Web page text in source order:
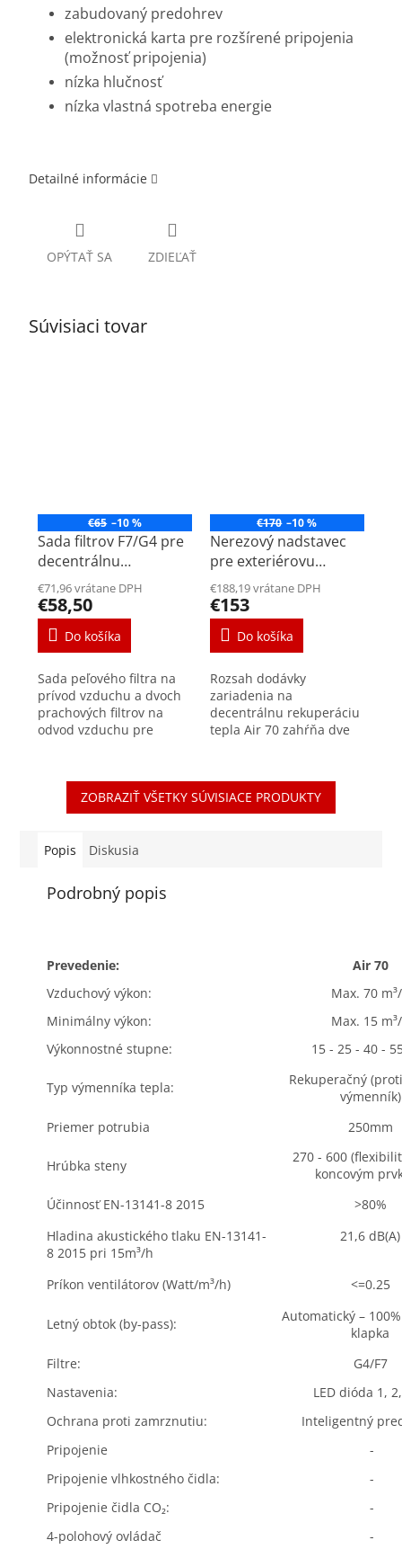
zabudovaný predohrev
elektronická karta pre rozšírené pripojenia
(možnosť pripojenia)
nízka hlučnosť
nízka vlastná spotreba energie
Detailné informácie
OPÝTAŤ SA ZDIEĽAŤ
Súvisiaci tovar
€65 –10 %
Sada filtrov F7/G4 pre
decentrálnu
rekuperačnú jednotku
Air 70
€71,96 vrátane DPH
€58,50
Do košíka
Sada peľového filtra na
prívod vzduchu a dvoch
prachových filtrov na
odvod vzduchu pre
Kvalitná filtrácia
privádzaného vzduchu
€170 –10 %
Nerezový nadstavec
pre exteriérovu
mriežku hr. steny 450-
500mm pre
decentrálnu
rekuperačnú jednotku
€188,19 vrátane DPH
€153
Do košíka
Rozsah dodávky
zariadenia na
decentrálnu rekuperáciu
tepla Air 70 zahŕňa dve
nadstavec. Nadstavec je
navrhnutý tak, aby
umožnil...
ZOBRAZIŤ VŠETKY SÚVISIACE PRODUKTY
Popis Diskusia
Podrobný popis
Prevedenie:
Air 70
Vzduchový výkon:
Max. 70
Minimálny výkon:
Max. 15
Výkonnostné stupne:
15 - 25 - 40 -
Typ výmenníka tepla:
Rekuperačný
výmenník)
Priemer potrubia
250mm
Hrúbka steny
270 - 600
koncovým
Účinnosť EN-13141-8 2015
>80%
Hladina akustického tlaku EN-13141-
8 2015 pri 15m³/h
21,6 dB(A)
Príkon ventilátorov (Watt/m³/h) <=0.25
Letný obtok (by-pass):
Automatický –
klapka
Filtre:
G4/F7
Nastavenia:
LED dióda 1,
Ochrana proti zamrznutiu:
Inteligentný
Pripojenie
-
Pripojenie vlhkostného čidla:
-
Pripojenie čidla CO₂:
-
4-polohový ovládač
-